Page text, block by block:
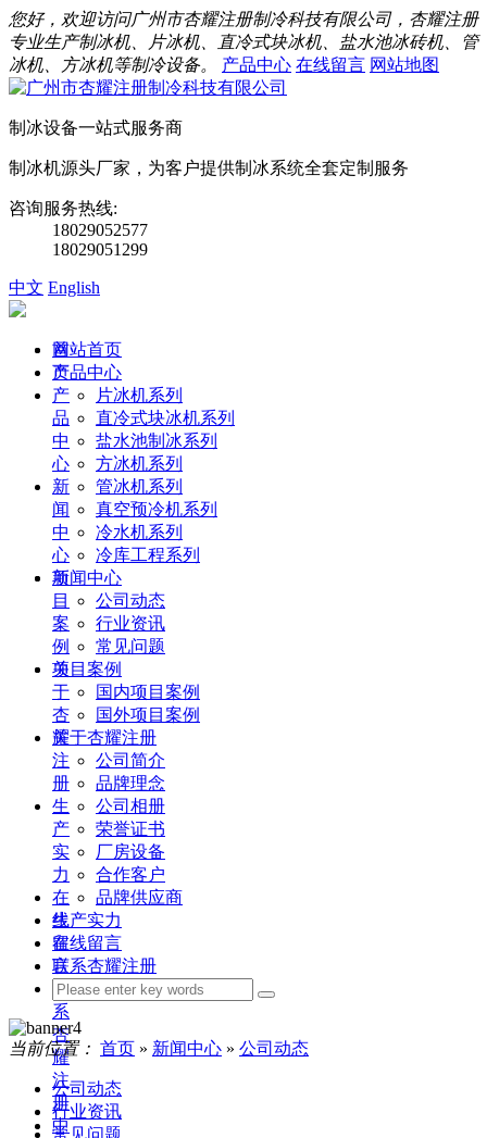
您好，欢迎访问广州市杏耀注册制冷科技有限公司，杏耀注册
专业生产制冰机、片冰机、直冷式块冰机、盐水池冰砖机、管
冰机、方冰机等制冷设备。
产品中心 在线留言 网站地图
制冰设备一站式服务商
制冰机源头厂家，为客户提供制冰系统全套定制服务
咨询服务热线:
18029052577
18029051299
中文 English
首
页
产
品
中
心
新
闻
中
心
项
目
案
例
关
于
杏
耀
注
册
生
产
实
力
在
线
留
言
联
系
杏
耀
注
册
中
网站首页
产品中心
片冰机系列
直冷式块冰机系列
盐水池制冰系列
方冰机系列
管冰机系列
真空预冷机系列
冷水机系列
冷库工程系列
新闻中心
公司动态
行业资讯
常见问题
项目案例
国内项目案例
国外项目案例
关于杏耀注册
公司简介
品牌理念
公司相册
荣誉证书
厂房设备
合作客户
品牌供应商
生产实力
在线留言
联系杏耀注册
当前位置： 首页 » 新闻中心 » 公司动态
公司动态
行业资讯
常见问题